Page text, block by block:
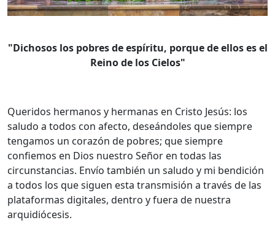
"Dichosos los pobres de espíritu, porque de ellos es el
Reino de los Cielos"
Queridos hermanos y hermanas en Cristo Jesús: los
saludo a todos con afecto, deseándoles que siempre
tengamos un corazón de pobres; que siempre
confiemos en Dios nuestro Señor en todas las
circunstancias. Envío también un saludo y mi bendición
a todos los que siguen esta transmisión a través de las
plataformas digitales, dentro y fuera de nuestra
arquidiócesis.